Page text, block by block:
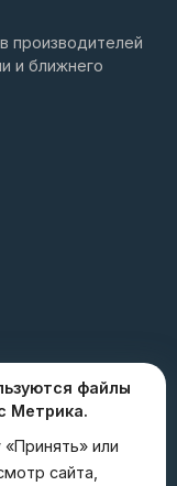
производителей
и ближнего
файлы
Метрика.
или
сайта,